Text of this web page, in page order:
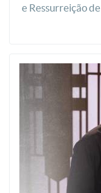
e Ressurreição